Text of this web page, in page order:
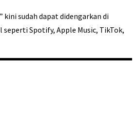
kini sudah dapat didengarkan di
Spotify, Apple Music, TikTok,